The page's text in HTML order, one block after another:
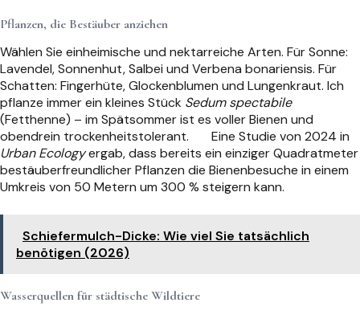
Pflanzen, die Bestäuber anziehen
Wählen Sie einheimische und nektarreiche Arten. Für Sonne:
Lavendel, Sonnenhut, Salbei und Verbena bonariensis. Für
Schatten: Fingerhüte, Glockenblumen und Lungenkraut. Ich
pflanze immer ein kleines Stück Sedum spectabile
(Fetthenne) – im Spätsommer ist es voller Bienen und
obendrein trockenheitstolerant.
Eine Studie von 2024 in
Urban Ecologyergab, dass bereits ein einziger Quadratmeter
bestäuberfreundlicher Pflanzen die Bienenbesuche in einem
Umkreis von 50 Metern um 300 % steigern kann.
Schiefermulch-Dicke: Wie viel Sie tatsächlich
benötigen (2026)
Wasserquellen für städtische Wildtiere